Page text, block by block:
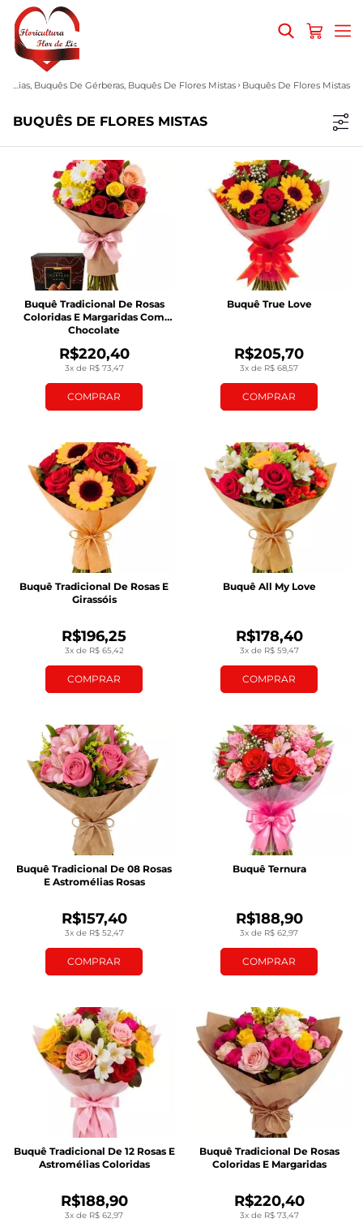
Buquês De Rosas, Buquês De Girassóis, Buquês De Lírios, Buquê De Flores Do Campo, Buquês De Astromélias, Buquês De Gérberas, Buquês De Flores Mistas Buquês De Flores Mistas
BUQUÊS DE FLORES MISTAS
COMPRAR
3x de R$ 73,47
R$220,40
Buquê Tradicional De Rosas
Coloridas E Margaridas Com
Chocolate
COMPRAR
3x de R$ 68,57
R$205,70
Buquê True Love
COMPRAR
3x de R$ 65,42
R$196,25
Buquê Tradicional De Rosas E
Girassóis
COMPRAR
3x de R$ 59,47
R$178,40
Buquê All My Love
COMPRAR
3x de R$ 52,47
R$157,40
Buquê Tradicional De 08 Rosas
E Astromélias Rosas
COMPRAR
3x de R$ 62,97
R$188,90
Buquê Ternura
3x de R$ 62,97
R$188,90
Buquê Tradicional De 12 Rosas E
Astromélias Coloridas
3x de R$ 73,47
R$220,40
Buquê Tradicional De Rosas
Coloridas E Margaridas